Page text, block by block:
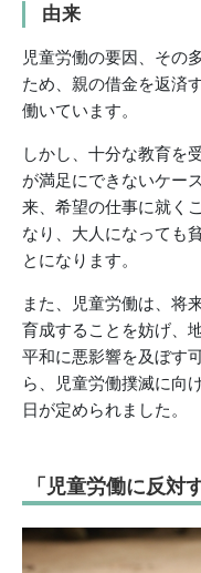
由来
児童労働の要因、その
ため、親の借金を返済
働いています。
しかし、十分な教育を
が満足にできないケー
来、希望の仕事に就く
なり、大人になっても
とになります。
また、児童労働は、将
育成することを妨げ、
平和に悪影響を及ぼす
ら、児童労働撲滅に向
日が定められました。
「児童労働に反対